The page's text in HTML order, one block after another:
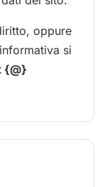
oppure
si
{@}